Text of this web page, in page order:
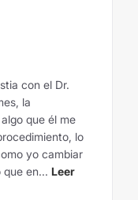
con el Dr.
la
que él me
lo
yo cambiar
en... Leer